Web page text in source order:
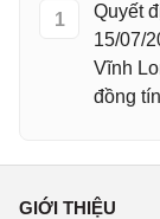
1
Quyết
15/07/
Vĩnh
đồng
GIỚI THIỆU